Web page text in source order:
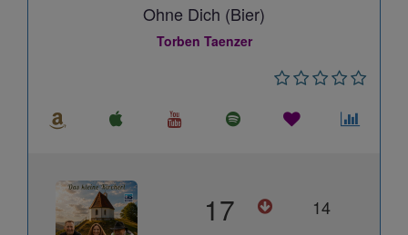
Ohne Dich (Bier)
Torben Taenzer
17 14